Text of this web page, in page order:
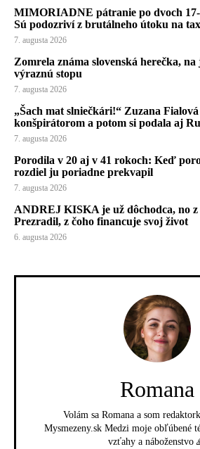
MIMORIADNE pátranie po dvoch
Sú podozriví z brutálneho útoku na
7. augusta 2026
Zomrela známa slovenská herečka, na
výraznú stopu
7. augusta 2026
„Šach mat slniečkári!“ Zuzana
konšpirátorom a potom si podala aj
7. augusta 2026
Porodila v 20 aj v 41 rokoch: Keď
rozdiel ju poriadne prekvapil
7. augusta 2026
ANDREJ KISKA je už dôchodca, no z
Prezradil, z čoho financuje svoj život
6. augusta 2026
Romana
Volám sa Romana a som
Mysmezeny.sk Medzi moje obľúbené
vzťahy a náboženstvo